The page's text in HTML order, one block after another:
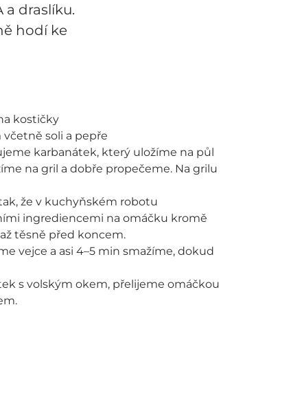
draslíku.
hodí ke
kostičky
soli a pepře
karbanátek, který uložíme na půl
na gril a dobře propečeme. Na grilu
že v kuchyňském robotu
ingrediencemi na omáčku kromě
těsně před koncem.
vejce a asi 4–5 min smažíme, dokud
s volským okem, přelijeme omáčkou